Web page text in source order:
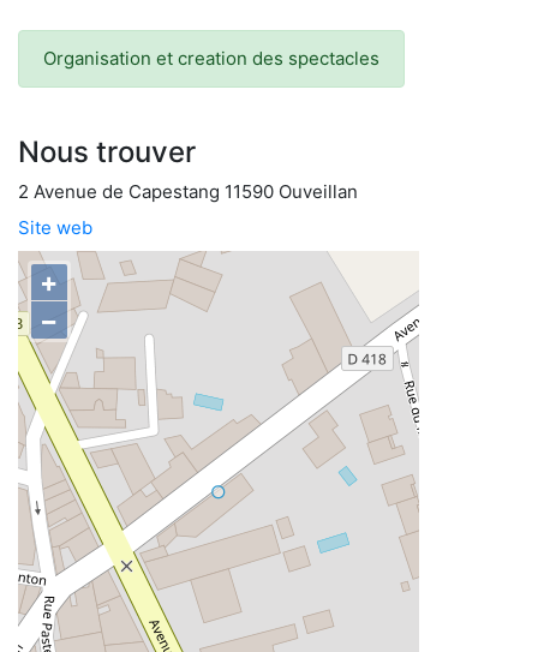
Organisation et creation des spectacles
Nous trouver
2 Avenue de Capestang 11590 Ouveillan
Site web
+
−